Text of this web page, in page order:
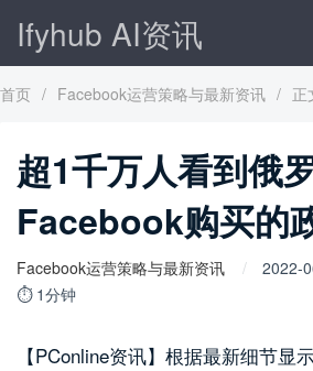
Ifyhub AI资讯
首页 / Facebook运营策略与最新资讯 / 正
超1千万人看到俄
Facebook购买的
Facebook运营策略与最新资讯 2022-
⏱ 1分钟
【PConline资讯】根据最新细节显